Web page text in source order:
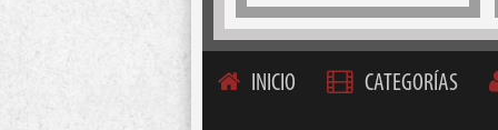
INICIO CATEGORÍAS